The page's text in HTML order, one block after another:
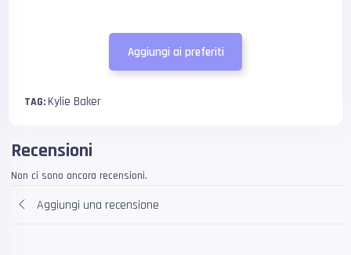
Aggiungi ai preferiti
TAG:Kylie Baker
Recensioni
Non ci sono ancora recensioni.
Aggiungi una recensione